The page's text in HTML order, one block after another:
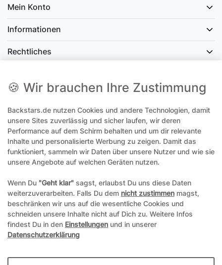
Mein Konto
Informationen
Rechtliches
office@backstars.de
Wir antworten Ihnen schnellstmöglich. An Sonn- und Feiertagen kann
es evtl. zu Verzögerungen kommen.
07306 306239¹
Freitags am besten zwischen 8-12 Uhr
¹Telefonieren zum üblichen Ortstarif. Verbindugsgebühren für Anrufe
aus dem Mobilfunknetz können ggf. abweichen.
*Alle Preise inkl. gesetzl. Mehrwertsteuer und ggf. zzgl.
🍪 Wir brauchen Ihre Zustimmung
Backstars.de nutzen Cookies und andere Technologien, damit
unsere Sites zuverlässig und sicher laufen, wir deren
Performance auf dem Schirm behalten und um dir relevante
Inhalte und personalisierte Werbung zu zeigen. Damit das
funktioniert, sammeln wir Daten über unsere Nutzer und wie sie
unsere Angebote auf welchen Geräten nutzen.
Wenn Du "Geht klar" sagst, erlaubst Du uns diese Daten
weiterzuverarbeiten. Falls Du dem nicht zustimmen magst,
beschränken wir uns auf die wesentliche Cookies und
schneiden unsere Inhalte nicht auf Dich zu. Weitere Infos
findest Du in den Einstellungen und in unserer
Datenschutzerklärung